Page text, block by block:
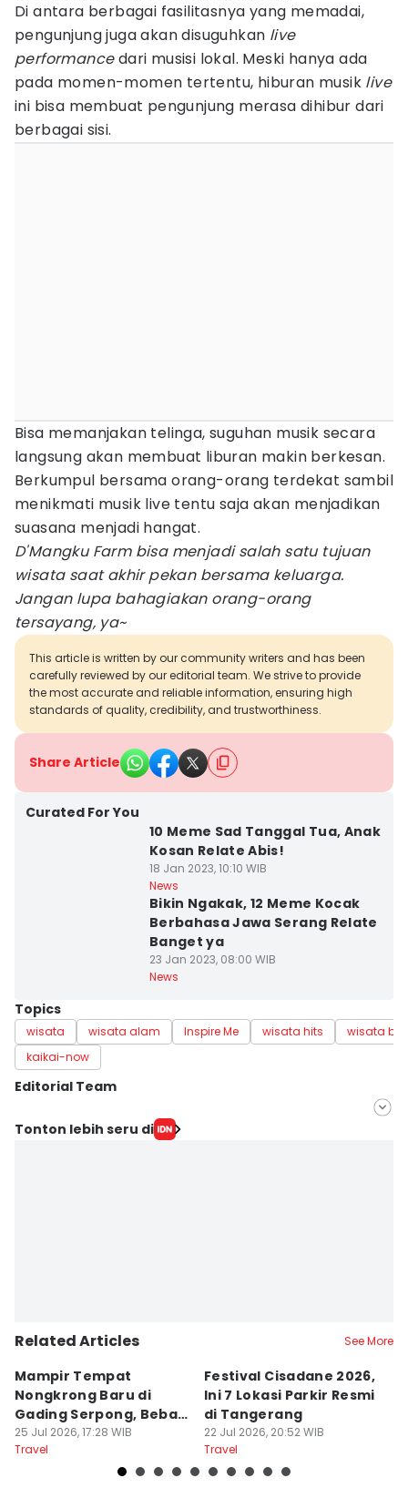
Di antara berbagai fasilitasnya yang memadai,
pengunjung juga akan disuguhkan live
performancedari musisi lokal. Meski hanya ada
pada momen-momen tertentu, hiburan musik live
ini bisa membuat pengunjung merasa dihibur dari
berbagai sisi.
Bisa memanjakan telinga, suguhan musik secara
langsung akan membuat liburan makin berkesan.
Berkumpul bersama orang-orang terdekat sambil
menikmati musik live tentu saja akan menjadikan
suasana menjadi hangat.
D'Mangku Farm bisa menjadi salah satu tujuan
wisata saat akhir pekan bersama keluarga.
Jangan lupa bahagiakan orang-orang
tersayang, ya~
This article is written by our community writers and has been
carefully reviewed by our editorial team. We strive to provide
the most accurate and reliable information, ensuring high
standards of quality, credibility, and trustworthiness.
Share Article
Curated For You
10 Meme Sad Tanggal Tua, Anak
Kosan Relate Abis!
18 Jan 2023, 10:10 WIB
News
Bikin Ngakak, 12 Meme Kocak
Berbahasa Jawa Serang Relate
Banget ya
23 Jan 2023, 08:00 WIB
News
Topics
wisata wisata alam Inspire Me wisata hits
wisata
kaikai-now
Editorial Team
Editor
Tonton lebih seru di
Related Articles See More
Mampir Tempat
Nongkrong Baru di
Gading Serpong, Bebas
Bayar Parkir
25 Jul 2026, 17:28 WIB
Travel
Festival Cisadane 2026,
Ini 7 Lokasi Parkir Resmi
di Tangerang
22 Jul 2026, 20:52 WIB
Travel